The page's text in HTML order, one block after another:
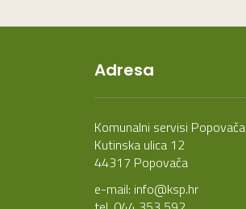
Adresa
Komunalni servisi Popovača
Kutinska ulica 12
44317 Popovača
e-mail: info@ksp.hr